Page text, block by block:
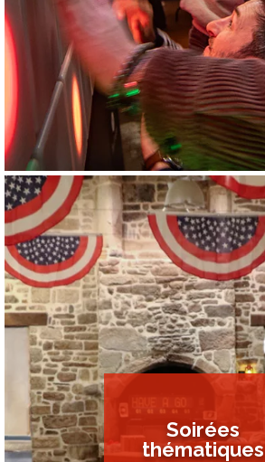
Soirées
thématiques